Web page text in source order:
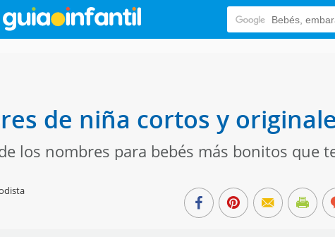
de niña cortos y
los nombres para bebés más bonitos que